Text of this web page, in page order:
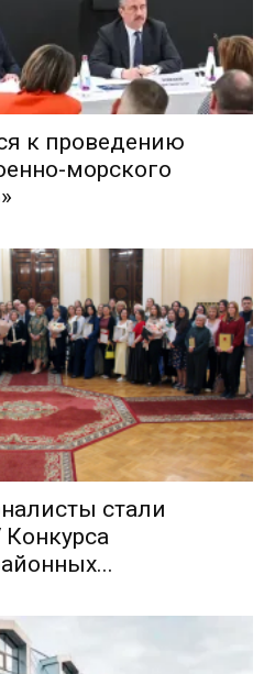
к проведению
морского
стали